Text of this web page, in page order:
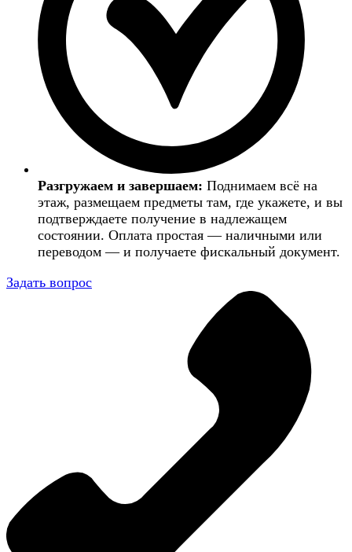
Разгружаем и завершаем: Поднимаем всё на
этаж, размещаем предметы там, где укажете, и вы
подтверждаете получение в надлежащем
состоянии. Оплата простая — наличными или
переводом — и получаете фискальный документ.
Задать вопрос